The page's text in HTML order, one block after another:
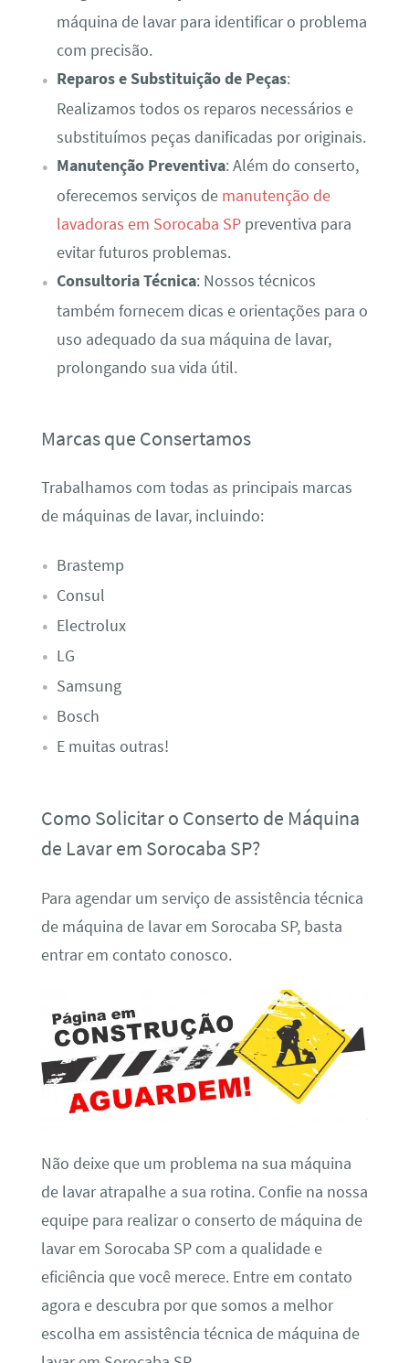
máquina de lavar para identificar o problema
com precisão.
Reparos e Substituição de Peças:
Realizamos todos os reparos necessários e
substituímos peças danificadas por originais.
Manutenção Preventiva: Além do conserto,
oferecemos serviços de manutenção de
lavadoras em Sorocaba SPpreventiva para
evitar futuros problemas.
Consultoria Técnica: Nossos técnicos
também fornecem dicas e orientações para o
uso adequado da sua máquina de lavar,
prolongando sua vida útil.
Marcas que Consertamos
Trabalhamos com todas as principais marcas
de máquinas de lavar, incluindo:
Brastemp
Consul
Electrolux
LG
Samsung
Bosch
E muitas outras!
Como Solicitar o Conserto de Máquina
de Lavar em Sorocaba SP?
Para agendar um serviço de assistência técnica
de máquina de lavar em Sorocaba SP, basta
entrar em contato conosco.
Não deixe que um problema na sua máquina
de lavar atrapalhe a sua rotina. Confie na nossa
equipe para realizar o conserto de máquina de
lavar em Sorocaba SP com a qualidade e
eficiência que você merece. Entre em contato
agora e descubra por que somos a melhor
escolha em assistência técnica de máquina de